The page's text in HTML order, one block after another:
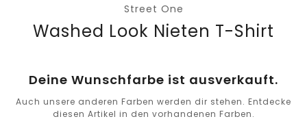
Street One
Washed Look Nieten T-Shirt
Deine Wunschfarbe ist ausverkauft.
Auch unsere anderen Farben werden dir stehen. Entdecke
diesen Artikel in den vorhandenen Farben.